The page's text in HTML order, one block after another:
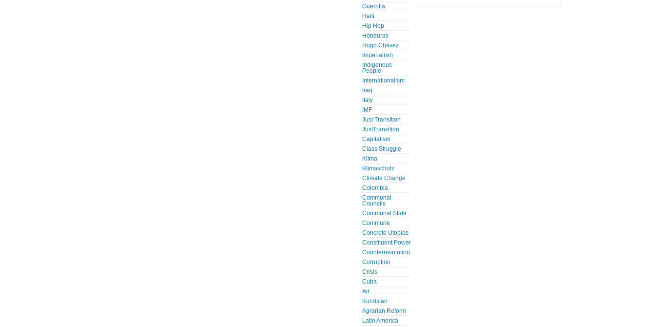
Guerrilla
Haiti
Hip Hop
Honduras
Hugo Chávez
Imperialism
Indigenous
People
Internationalism
Iraq
Italy
IMF
Just Transition
JustTransition
Capitalism
Class Struggle
Klima
Klimaschutz
Climate Change
Colombia
Communal
Councils
Communal State
Commune
Concrete Utopias
Constituent Power
Counterrevolution
Corruption
Crisis
Cuba
Art
Kurdistan
Agrarian Reform
Latin America